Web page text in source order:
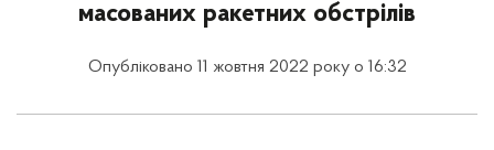
масованих ракетних обстрілів
Опубліковано 11 жовтня 2022 року о 16:32